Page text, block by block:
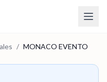
/ MONACO EVENTO